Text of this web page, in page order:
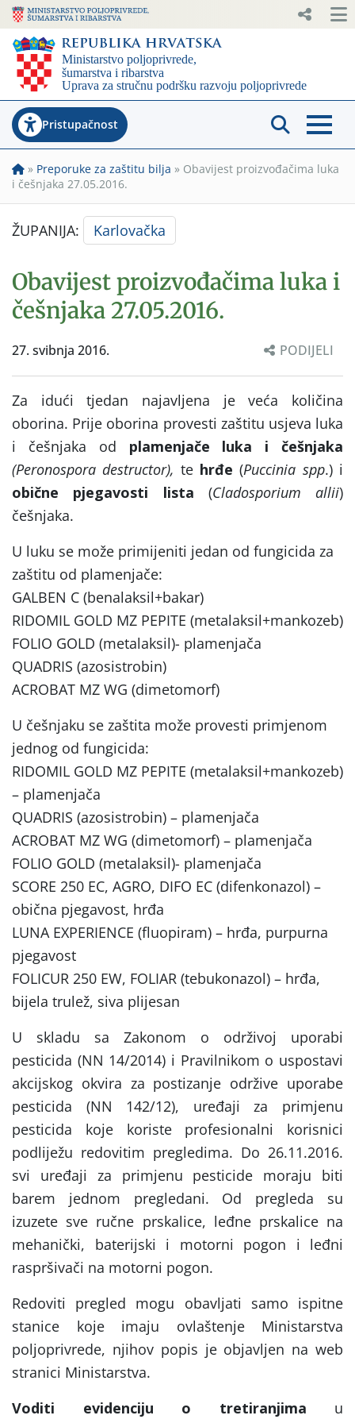
Pristupačnost
» Preporuke za zaštitu bilja » Obavijest proizvođačima luka
i češnjaka 27.05.2016.
ŽUPANIJA: Karlovačka
Obavijest proizvođačima luka i
češnjaka 27.05.2016.
27. svibnja 2016. PODIJELI
Za idući tjedan najavljena je veća količina
oborina. Prije oborina provesti zaštitu usjeva luka
i češnjaka od plamenjače luka i češnjaka
(Peronospora destructor), te hrđe (Puccinia spp.) i
obične pjegavosti lista (Cladosporium allii)
češnjaka.
U luku se može primijeniti jedan od fungicida za
zaštitu od plamenjače:
GALBEN C (benalaksil+bakar)
RIDOMIL GOLD MZ PEPITE (metalaksil+mankozeb)
FOLIO GOLD (metalaksil)- plamenjača
QUADRIS (azosistrobin)
ACROBAT MZ WG (dimetomorf)
U češnjaku se zaštita može provesti primjenom
jednog od fungicida:
RIDOMIL GOLD MZ PEPITE (metalaksil+mankozeb)
– plamenjača
QUADRIS (azosistrobin) – plamenjača
ACROBAT MZ WG (dimetomorf) – plamenjača
FOLIO GOLD (metalaksil)- plamenjača
SCORE 250 EC, AGRO, DIFO EC (difenkonazol) –
obična pjegavost, hrđa
LUNA EXPERIENCE (fluopiram) – hrđa, purpurna
pjegavost
FOLICUR 250 EW, FOLIAR (tebukonazol) – hrđa,
bijela trulež, siva plijesan
U skladu sa Zakonom o održivoj uporabi
pesticida (NN 14/2014) i Pravilnikom o uspostavi
akcijskog okvira za postizanje održive uporabe
pesticida (NN 142/12), uređaji za primjenu
pesticida koje koriste profesionalni korisnici
podliježu redovitim pregledima. Do 26.11.2016.
svi uređaji za primjenu pesticide moraju biti
barem jednom pregledani. Od pregleda su
izuzete sve ručne prskalice, leđne prskalice na
mehanički, baterijski i motorni pogon i leđni
raspršivači na motorni pogon.
Redoviti pregled mogu obavljati samo ispitne
stanice koje imaju ovlaštenje Ministarstva
poljoprivrede, njihov popis je objavljen na web
stranici Ministarstva.
Voditi evidenciju o tretiranjima u